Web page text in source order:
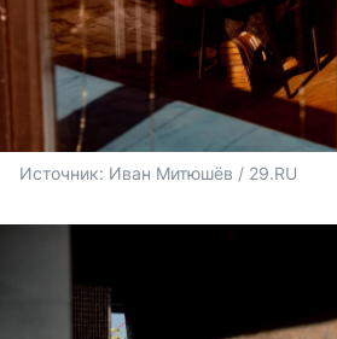
Источник: Иван Митюшёв / 29.RU